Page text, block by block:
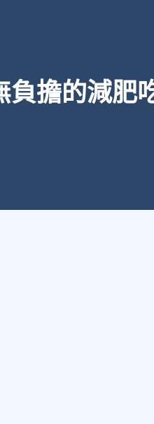
負擔的減肥